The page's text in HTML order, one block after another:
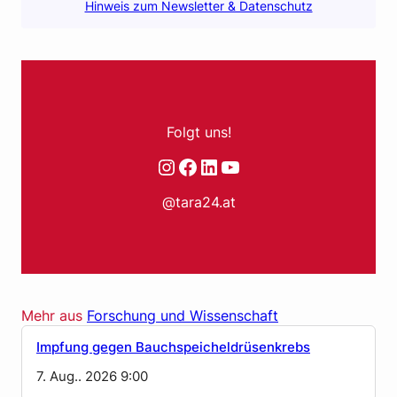
Hinweis zum Newsletter & Datenschutz
Folgt uns!
Instagram
Facebook
LinkedIn
YouTube
@tara24.at
Mehr aus Forschung und Wissenschaft
Impfung gegen Bauchspeicheldrüsenkrebs
7. Aug.. 2026 9:00